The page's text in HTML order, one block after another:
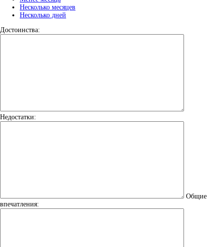
Несколько месяцев
Несколько дней
Достоинства:
Недостатки:
Общие
впечатления: